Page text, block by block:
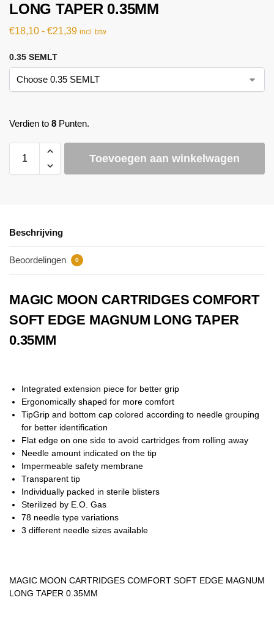
LONG TAPER 0.35MM
€18,10 - €21,39 incl. btw
0.35 SEMLT
Verdien to 8 Punten.
Toevoegen aan winkelwagen
Beschrijving
Beoordelingen 0
MAGIC MOON CARTRIDGES COMFORT
SOFT EDGE MAGNUM LONG TAPER
0.35MM
Integrated extension piece for better grip
Ergonomically shaped for more comfort
TipGrip and bottom cap colored according to needle grouping
for better identification
Flat edge on one side to avoid cartridges from rolling away
Needle amount indicated on the tip
Impermeable safety membrane
Transparent tip
Individually packed in sterile blisters
Sterilized by E.O. Gas
78 needle type variations
3 different needle sizes available
MAGIC MOON CARTRIDGES COMFORT SOFT EDGE MAGNUM
LONG TAPER 0.35MM